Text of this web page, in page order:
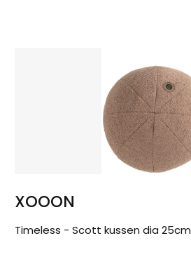
XOOON
Timeless - Scott kussen dia 25cm